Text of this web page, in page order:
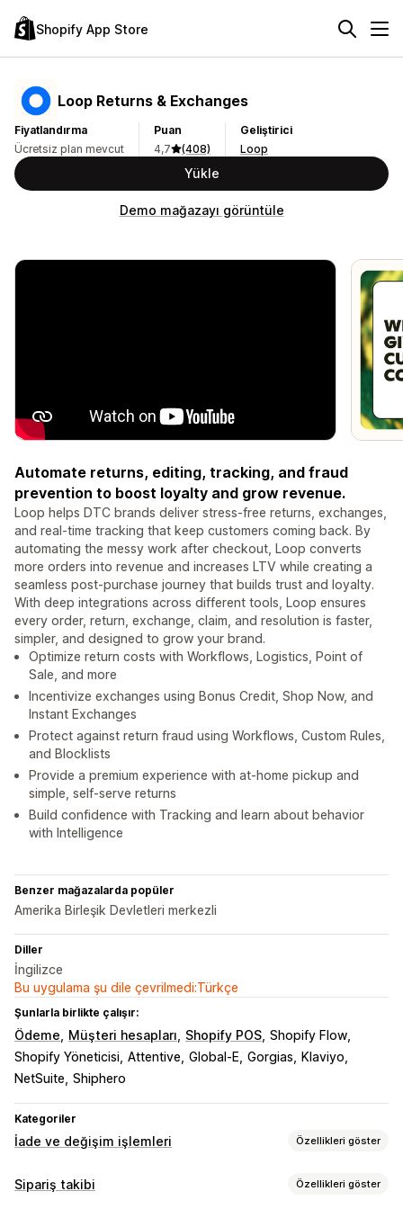
Shopify App Store
Loop Returns & Exchanges
Fiyatlandırma
Ücretsiz plan mevcut
Puan
4,7
(408)
Geliştirici
Loop
Yükle
Demo mağazayı görüntüle
Automate returns, editing, tracking, and fraud
prevention to boost loyalty and grow revenue.
Loop helps DTC brands deliver stress-free returns, exchanges,
and real-time tracking that keep customers coming back. By
automating the messy work after checkout, Loop converts
more orders into revenue and increases LTV while creating a
seamless post-purchase journey that builds trust and loyalty.
With deep integrations across different tools, Loop ensures
every order, return, exchange, claim, and resolution is faster,
simpler, and designed to grow your brand.
Optimize return costs with Workflows, Logistics, Point of
Sale, and more
Incentivize exchanges using Bonus Credit, Shop Now, and
Instant Exchanges
Protect against return fraud using Workflows, Custom Rules,
and Blocklists
Provide a premium experience with at-home pickup and
simple, self-serve returns
Build confidence with Tracking and learn about behavior
with Intelligence
Benzer mağazalarda popüler
Amerika Birleşik Devletleri merkezli
Diller
İngilizce
Bu uygulama şu dile çevrilmedi:Türkçe
Şunlarla birlikte çalışır:
Ödeme Müşteri hesapları Shopify POS Shopify Flow
Shopify Yöneticisi Attentive Global-E Gorgias
Klaviyo
NetSuite Shiphero
Kategoriler
İade ve değişim işlemleri Özellikleri göster
İade seçenekleri
Sipariş takibi Özellikleri göster